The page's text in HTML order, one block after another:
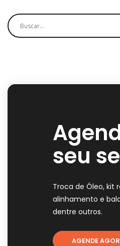
seu
Troca de Óleo, kit
alinhamento e
dentre outros.
AGENDE